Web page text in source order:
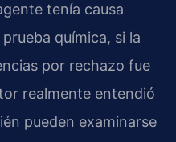
tenía causa
química, si la
por rechazo fue
realmente entendió
pueden examinarse